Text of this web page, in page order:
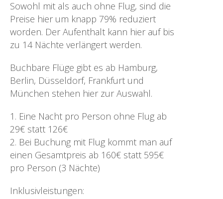
Sowohl mit als auch ohne Flug, sind die
Preise hier um knapp 79% reduziert
worden. Der Aufenthalt kann hier auf bis
zu 14 Nächte verlängert werden.
Buchbare Flüge gibt es ab Hamburg,
Berlin, Düsseldorf, Frankfurt und
München stehen hier zur Auswahl.
1. Eine Nacht pro Person ohne Flug ab
29€ statt 126€
2. Bei Buchung mit Flug kommt man auf
einen Gesamtpreis ab 160€ statt 595€
pro Person (3 Nächte)
Inklusivleistungen: